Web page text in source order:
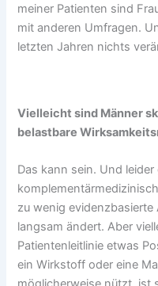
meiner Patienten sind
mit anderen Umfragen.
letzten Jahren nichts
Vielleicht sind Männer
belastbare
Das kann sein. Und
zu wenig
langsam ändert. Aber
Patientenleitlinie etwas
ein Wirkstoff oder eine